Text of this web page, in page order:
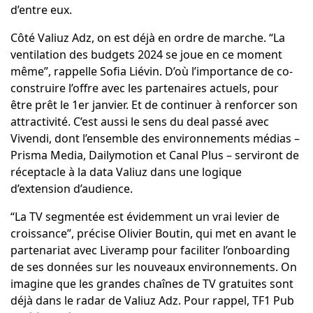
d’entre eux.
Côté Valiuz Adz, on est déjà en ordre de marche. “La
ventilation des budgets 2024 se joue en ce moment
même”, rappelle Sofia Liévin. D’où l’importance de co-
construire l’offre avec les partenaires actuels, pour
être prêt le 1er janvier. Et de continuer à renforcer son
attractivité. C’est aussi le sens du deal passé avec
Vivendi, dont l’ensemble des environnements médias –
Prisma Media, Dailymotion et Canal Plus – serviront de
réceptacle à la data Valiuz dans une logique
d’extension d’audience.
“La TV segmentée est évidemment un vrai levier de
croissance”, précise Olivier Boutin, qui met en avant le
partenariat avec Liveramp pour faciliter l’onboarding
de ses données sur les nouveaux environnements. On
imagine que les grandes chaînes de TV gratuites sont
déjà dans le radar de Valiuz Adz. Pour rappel, TF1 Pub